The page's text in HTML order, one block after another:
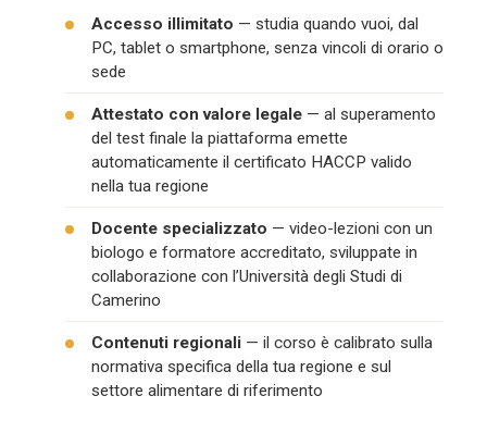
Accesso illimitato — studia quando vuoi, dal
PC, tablet o smartphone, senza vincoli di orario o
sede
Attestato con valore legale — al superamento
del test finale la piattaforma emette
automaticamente il certificato HACCP valido
nella tua regione
Docente specializzato — video-lezioni con un
biologo e formatore accreditato, sviluppate in
collaborazione con l’Università degli Studi di
Camerino
Contenuti regionali — il corso è calibrato sulla
normativa specifica della tua regione e sul
settore alimentare di riferimento